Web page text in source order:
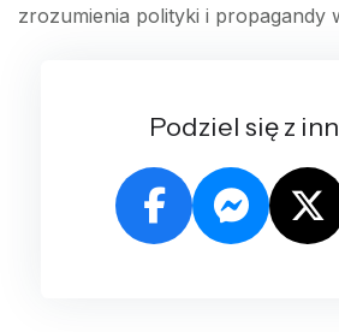
zrozumienia polityki i propagandy
Podziel się z